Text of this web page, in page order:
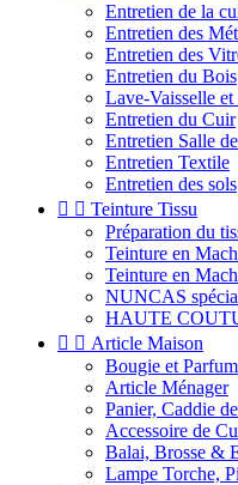
Entretien de la
Entretien des
Entretien des
Entretien du Bois
Lave-Vaisselle
Entretien du Cuir
Entretien Salle
Entretien Textile
Entretien des sols
  Teinture Tissu
Préparation du
Teinture en
Teinture en
NUNCAS
HAUTE
  Article Maison
Bougie et Parfum
Article Ménager
Panier, Caddie
Accessoire de
Balai, Brosse &
Lampe Torche,